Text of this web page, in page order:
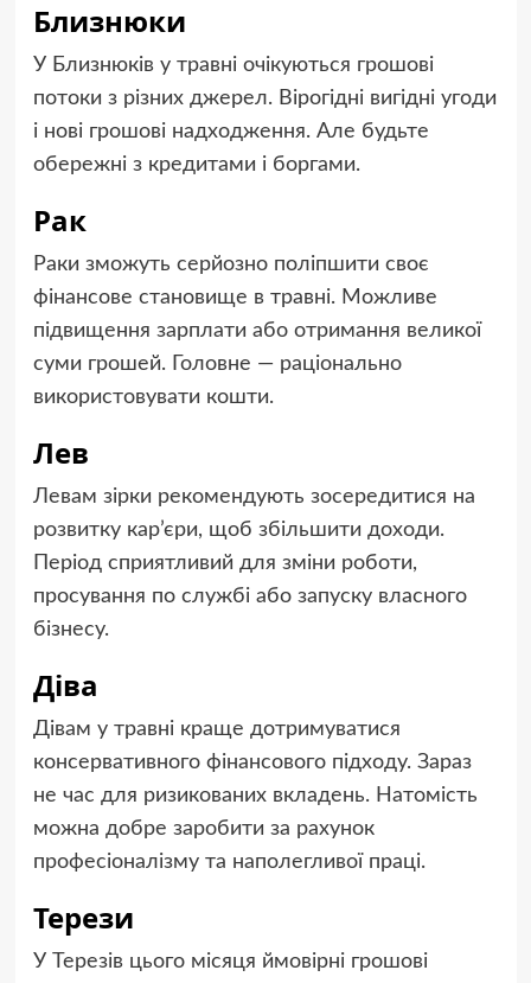
Близнюки
У Близнюків у травні очікуються грошові
потоки з різних джерел. Вірогідні вигідні угоди
і нові грошові надходження. Але будьте
обережні з кредитами і боргами.
Рак
Раки зможуть серйозно поліпшити своє
фінансове становище в травні. Можливе
підвищення зарплати або отримання великої
суми грошей. Головне — раціонально
використовувати кошти.
Лев
Левам зірки рекомендують зосередитися на
розвитку кар’єри, щоб збільшити доходи.
Період сприятливий для зміни роботи,
просування по службі або запуску власного
бізнесу.
Діва
Дівам у травні краще дотримуватися
консервативного фінансового підходу. Зараз
не час для ризикованих вкладень. Натомість
можна добре заробити за рахунок
професіоналізму та наполегливої праці.
Терези
У Терезів цього місяця ймовірні грошові